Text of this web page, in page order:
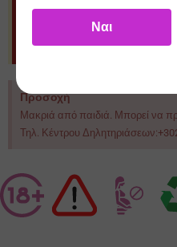
Ναι
Προσοχή
Το προϊόν δεν μπορεί να
βάσεις που προορίζονται για
Προσοχή
Μακριά από παιδιά. Μπορεί να
Τηλ. Κέντρου